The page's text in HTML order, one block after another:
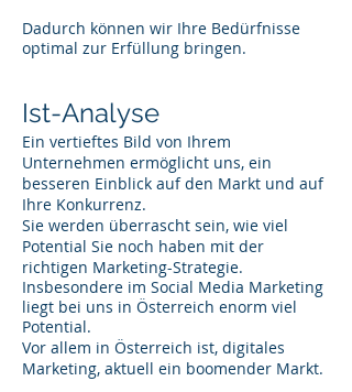
Dadurch können wir Ihre Bedürfnisse
optimal zur Erfüllung bringen.
Ist-Analyse
Ein vertieftes Bild von Ihrem
Unternehmen ermöglicht uns, ein
besseren Einblick auf den Markt und auf
Ihre Konkurrenz.
Sie werden überrascht sein, wie viel
Potential Sie noch haben mit der
richtigen Marketing-Strategie.
Insbesondere im Social Media Marketing
liegt bei uns in Österreich enorm viel
Potential.
Vor allem in Österreich ist, digitales
Marketing, aktuell ein boomender Markt.